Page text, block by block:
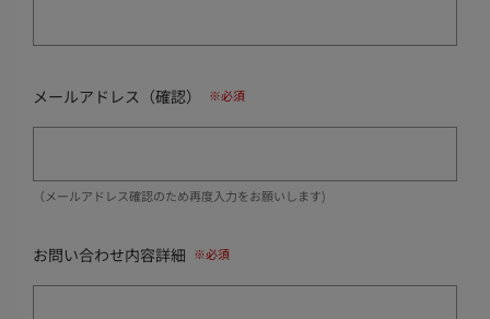
メールアドレス（確認）
（メールアドレス確認のため再度入力をお願いします)
お問い合わせ内容詳細